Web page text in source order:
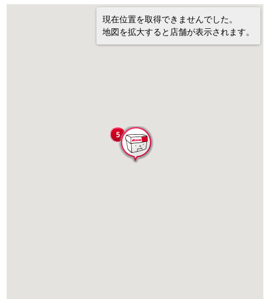
現在位置を取得できませんでした。
地図を拡大すると店舗が表示されます。